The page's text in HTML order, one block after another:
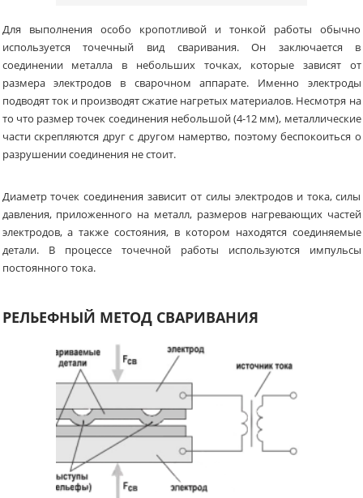
Для выполнения особо кропотливой и тонкой работы обычно
используется точечный вид сваривания. Он заключается в
соединении металла в небольших точках, которые зависят от
размера электродов в сварочном аппарате. Именно электроды
подводят ток и производят сжатие нагретых материалов. Несмотря на
то что размер точек соединения небольшой (4-12 мм), металлические
части скрепляются друг с другом намертво, поэтому беспокоиться о
разрушении соединения не стоит.
Диаметр точек соединения зависит от силы электродов и тока, силы
давления, приложенного на металл, размеров нагревающих частей
электродов, а также состояния, в котором находятся соединяемые
детали. В процессе точечной работы используются импульсы
постоянного тока.
РЕЛЬЕФНЫЙ МЕТОД СВАРИВАНИЯ